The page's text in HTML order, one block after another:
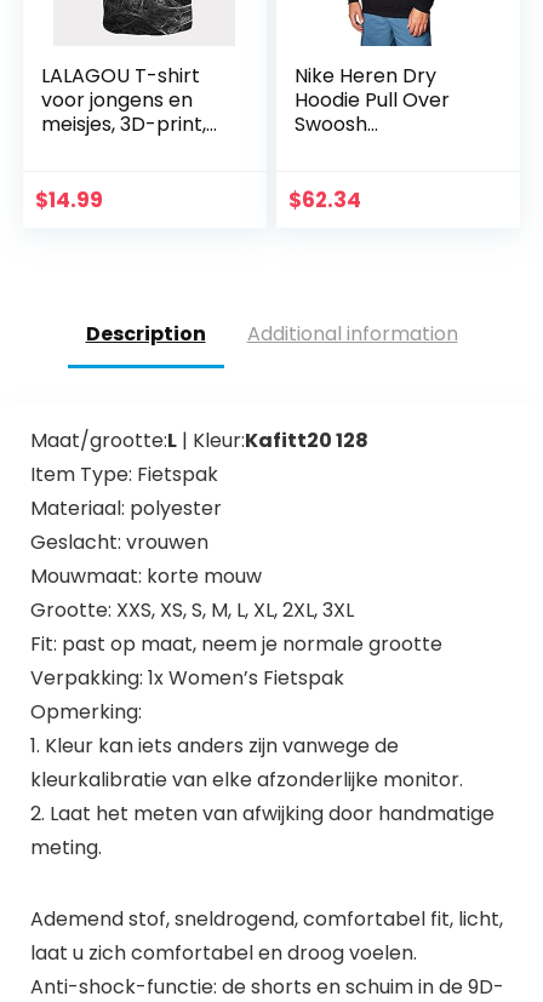
LALAGOU T-shirt
voor jongens en
meisjes, 3D-print,
mouwen,
$14.99
Nike Heren Dry
Hoodie Pull Over
Swoosh
$62.34
Description Additional information
Maat/grootte:L| Kleur:Kafitt20 128
Item Type: Fietspak
Materiaal: polyester
Geslacht: vrouwen
Mouwmaat: korte mouw
Grootte: XXS, XS, S, M, L, XL, 2XL, 3XL
Fit: past op maat, neem je normale grootte
Verpakking: 1x Women’s Fietspak
Opmerking:
1. Kleur kan iets anders zijn vanwege de
kleurkalibratie van elke afzonderlijke monitor.
2. Laat het meten van afwijking door handmatige
meting.
Ademend stof, sneldrogend, comfortabel fit, licht,
laat u zich comfortabel en droog voelen.
Anti-shock-functie: de shorts en schuim in de 9D-